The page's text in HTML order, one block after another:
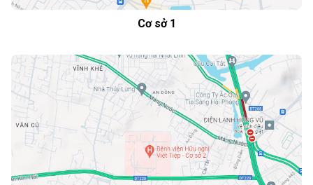
Cơ sở 1